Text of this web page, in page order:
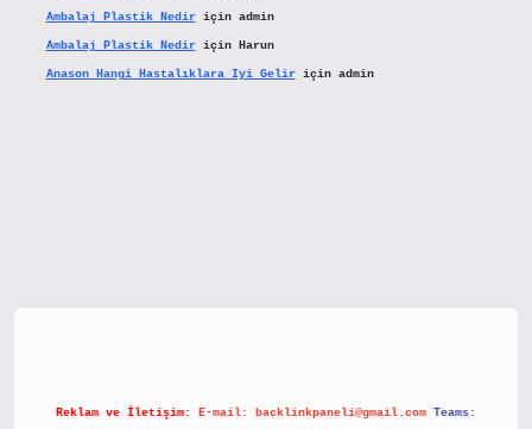
Ambalaj Plastik Nediriçin admin
Ambalaj Plastik Nediriçin Harun
Anason Hangi Hastalıklara Iyi Geliriçin admin
Reklam ve İletişim: E-mail: backlinkpaneli@gmail.com Teams: